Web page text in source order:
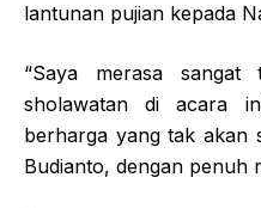
lantunan pujian kepada
“Saya merasa sangat
sholawatan di acara
berharga yang tak akan
Budianto, dengan penuh